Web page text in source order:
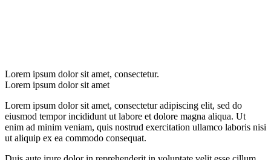
Lorem ipsum dolor sit amet, consectetur.
Lorem ipsum dolor sit amet
Lorem ipsum dolor sit amet, consectetur adipiscing elit, sed do
eiusmod tempor incididunt ut labore et dolore magna aliqua. Ut
enim ad minim veniam, quis nostrud exercitation ullamco laboris nisi
ut aliquip ex ea commodo consequat.